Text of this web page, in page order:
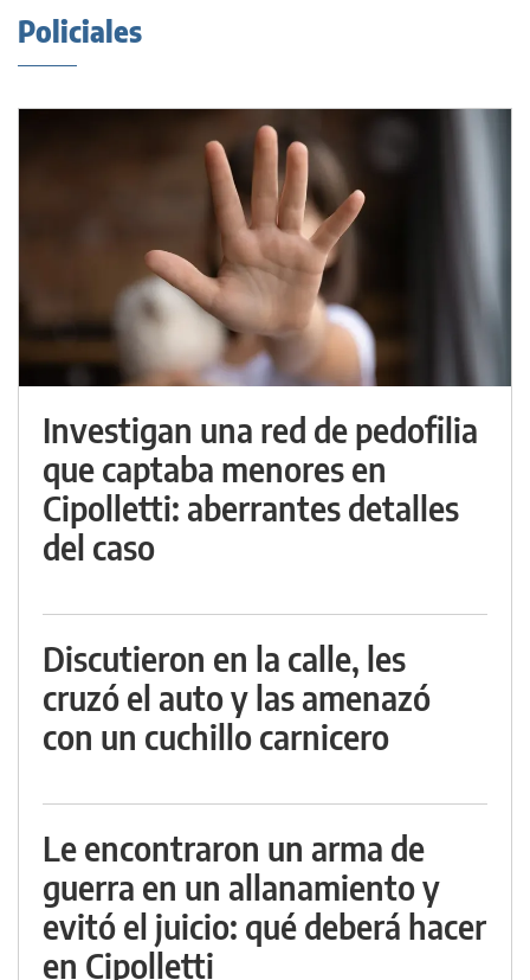
Policiales
Investigan una red de pedofilia
que captaba menores en
Cipolletti: aberrantes detalles
del caso
Discutieron en la calle, les
cruzó el auto y las amenazó
con un cuchillo carnicero
Le encontraron un arma de
guerra en un allanamiento y
evitó el juicio: qué deberá hacer
en Cipolletti